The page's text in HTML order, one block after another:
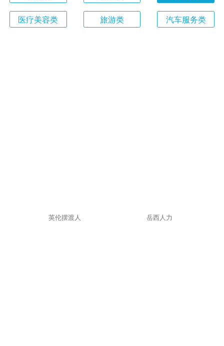
医疗美容类 旅游类 汽车服务类
英伦摆渡人 岳西人力